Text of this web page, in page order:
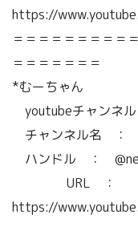
https://
＝＝＝＝＝＝＝＝＝
＝＝＝＝＝＝＝
*むーちゃん
youtubeチャンネル
チャンネル名 ：
ハンドル ：
URL ：
https://